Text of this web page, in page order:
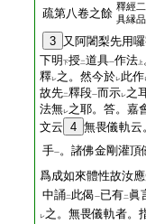
疏第八卷之餘 釋經二
具縁品
3 又阿闍梨先用
下明 下授二道具一作法 上
釋レ之。然今於レ此作
故先二釋段一而示レ之
法無レ之耶。答。嘉
文云 4 無畏儀軌云
手一。諸佛金剛灌頂
爲成如來體性故汝
中誦二 此偈一已有二 眞
レ之。無畏儀軌者。